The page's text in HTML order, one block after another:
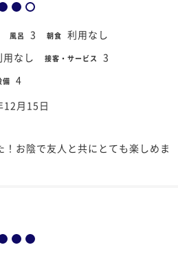
風呂 3 朝食 利用なし
用なし 接客・サービス 3
備 4
12月15日
！お陰で友人と共にとても楽しめま